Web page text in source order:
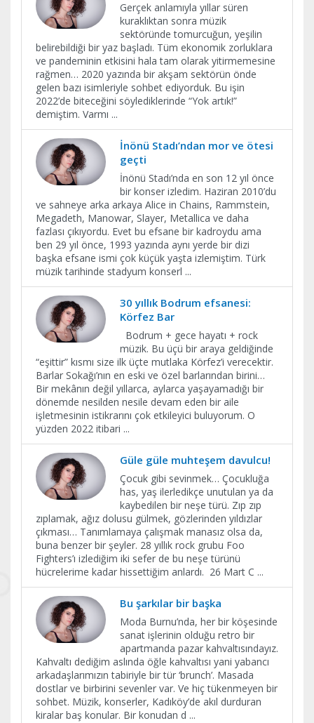
Gerçek anlamıyla yıllar süren
kuraklıktan sonra müzik
sektöründe tomurcuğun, yeşilin
belirebildiği bir yaz başladı. Tüm ekonomik zorluklara
ve pandeminin etkisini hala tam olarak yitirmemesine
rağmen… 2020 yazında bir akşam sektörün önde
gelen bazı isimleriyle sohbet ediyorduk. Bu işin
2022’de biteceğini söylediklerinde “Yok artık!”
demiştim. Varmı ...
İnönü Stadı’ndan mor ve ötesi
geçti
İnönü Stadı’nda en son 12 yıl önce
bir konser izledim. Haziran 2010’du
ve sahneye arka arkaya Alice in Chains, Rammstein,
Megadeth, Manowar, Slayer, Metallica ve daha
fazlası çıkıyordu. Evet bu efsane bir kadroydu ama
ben 29 yıl önce, 1993 yazında aynı yerde bir dizi
başka efsane ismi çok küçük yaşta izlemiştim. Türk
müzik tarihinde stadyum konserl ...
30 yıllık Bodrum efsanesi:
Körfez Bar
Bodrum + gece hayatı + rock
müzik. Bu üçü bir araya geldiğinde
“eşittir” kısmı size ilk üçte mutlaka Körfez’i verecektir.
Barlar Sokağı’nın en eski ve özel barlarından birini…
Bir mekânın değil yıllarca, aylarca yaşayamadığı bir
dönemde nesilden nesile devam eden bir aile
işletmesinin istikrarını çok etkileyici buluyorum. O
yüzden 2022 itibari ...
Güle güle muhteşem davulcu!
Çocuk gibi sevinmek… Çocukluğa
has, yaş ilerledikçe unutulan ya da
kaybedilen bir neşe türü. Zıp zıp
zıplamak, ağız dolusu gülmek, gözlerinden yıldızlar
çıkması… Tanımlamaya çalışmak manasız olsa da,
buna benzer bir şeyler. 28 yıllık rock grubu Foo
Fighters’ı izlediğim iki sefer de bu neşe türünü
hücrelerime kadar hissettiğim anlardı. 26 Mart C ...
Bu şarkılar bir başka
Moda Burnu’nda, her bir köşesinde
sanat işlerinin olduğu retro bir
apartmanda pazar kahvaltısındayız.
Kahvaltı dediğim aslında öğle kahvaltısı yani yabancı
arkadaşlarımızın tabiriyle bir tür ‘brunch’. Masada
dostlar ve birbirini sevenler var. Ve hiç tükenmeyen bir
sohbet. Müzik, konserler, Kadıköy’de akıl durduran
kiralar baş konular. Bir konudan d ...